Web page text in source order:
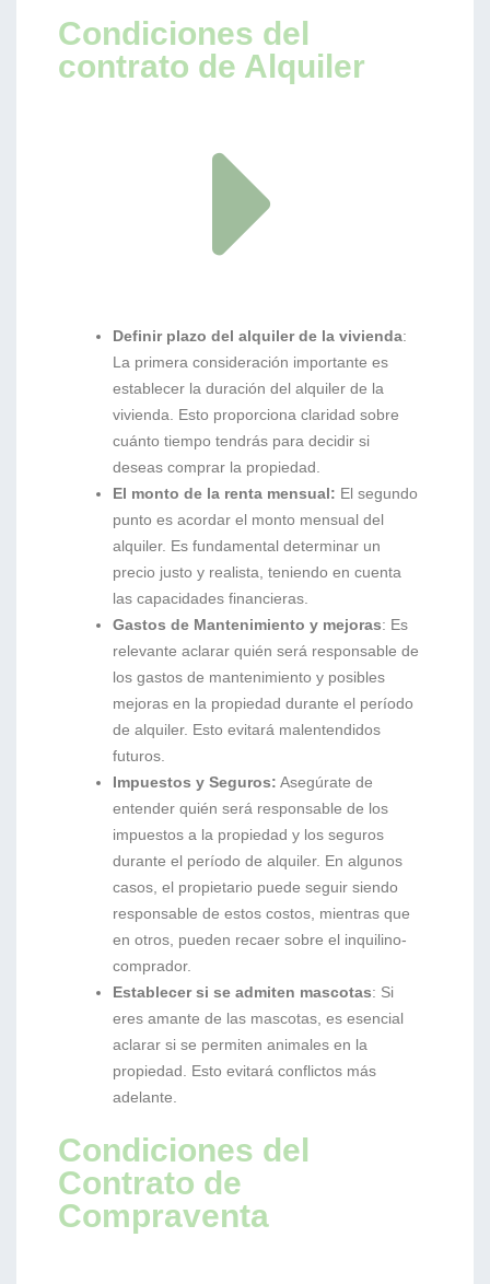
Condiciones del
contrato de Alquiler
Definir plazo del alquiler de la vivienda:
La primera consideración importante es
establecer la duración del alquiler de la
vivienda. Esto proporciona claridad sobre
cuánto tiempo tendrás para decidir si
deseas comprar la propiedad.
El monto de la renta mensual: El segundo
punto es acordar el monto mensual del
alquiler. Es fundamental determinar un
precio justo y realista, teniendo en cuenta
las capacidades financieras.
Gastos de Mantenimiento y mejoras: Es
relevante aclarar quién será responsable de
los gastos de mantenimiento y posibles
mejoras en la propiedad durante el período
de alquiler. Esto evitará malentendidos
futuros.
Impuestos y Seguros: Asegúrate de
entender quién será responsable de los
impuestos a la propiedad y los seguros
durante el período de alquiler. En algunos
casos, el propietario puede seguir siendo
responsable de estos costos, mientras que
en otros, pueden recaer sobre el inquilino-
comprador.
Establecer si se admiten mascotas: Si
eres amante de las mascotas, es esencial
aclarar si se permiten animales en la
propiedad. Esto evitará conflictos más
adelante.
Condiciones del
Contrato de
Compraventa